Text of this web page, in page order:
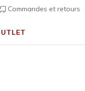
Commandes et retours